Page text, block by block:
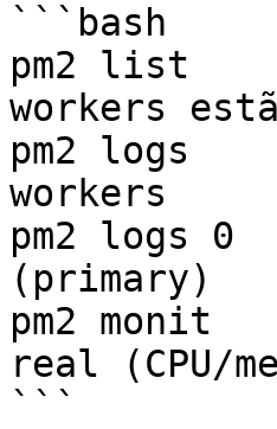
```bash
pm2 list
workers
pm2 logs
workers
pm2 logs
(primary)
pm2
real (CPU/
```